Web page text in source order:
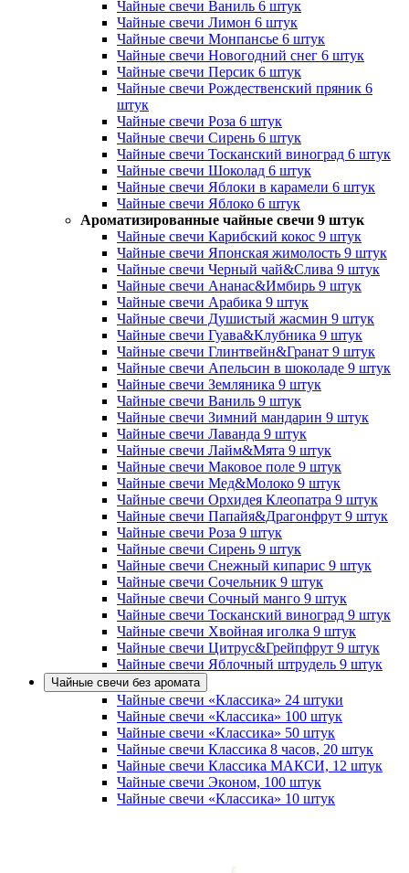
Чайные свечи Ваниль 6 штук
Чайные свечи Лимон 6 штук
Чайные свечи Монпансье 6 штук
Чайные свечи Новогодний снег 6 штук
Чайные свечи Персик 6 штук
Чайные свечи Рождественский пряник 6
штук
Чайные свечи Роза 6 штук
Чайные свечи Сирень 6 штук
Чайные свечи Тосканский виноград 6 штук
Чайные свечи Шоколад 6 штук
Чайные свечи Яблоки в карамели 6 штук
Чайные свечи Яблоко 6 штук
Ароматизированные чайные свечи 9 штук
Чайные свечи Карибский кокос 9 штук
Чайные свечи Японская жимолость 9 штук
Чайные свечи Черный чай&Слива 9 штук
Чайные свечи Ананас&Имбирь 9 штук
Чайные свечи Арабика 9 штук
Чайные свечи Душистый жасмин 9 штук
Чайные свечи Гуава&Клубника 9 штук
Чайные свечи Глинтвейн&Гранат 9 штук
Чайные свечи Апельсин в шоколаде 9 штук
Чайные свечи Земляника 9 штук
Чайные свечи Ваниль 9 штук
Чайные свечи Зимний мандарин 9 штук
Чайные свечи Лаванда 9 штук
Чайные свечи Лайм&Мята 9 штук
Чайные свечи Маковое поле 9 штук
Чайные свечи Мед&Молоко 9 штук
Чайные свечи Орхидея Клеопатра 9 штук
Чайные свечи Папайя&Драгонфрут 9 штук
Чайные свечи Роза 9 штук
Чайные свечи Сирень 9 штук
Чайные свечи Снежный кипарис 9 штук
Чайные свечи Сочельник 9 штук
Чайные свечи Сочный манго 9 штук
Чайные свечи Тосканский виноград 9 штук
Чайные свечи Хвойная иголка 9 штук
Чайные свечи Цитрус&Грейпфрут 9 штук
Чайные свечи Яблочный штрудель 9 штук
Чайные свечи без аромата
Чайные свечи «Классика» 24 штуки
Чайные свечи «Классика» 100 штук
Чайные свечи «Классика» 50 штук
Чайные свечи Классика 8 часов, 20 штук
Чайные свечи Классика МАКСИ, 12 штук
Чайные свечи Эконом, 100 штук
Чайные свечи «Классика» 10 штук